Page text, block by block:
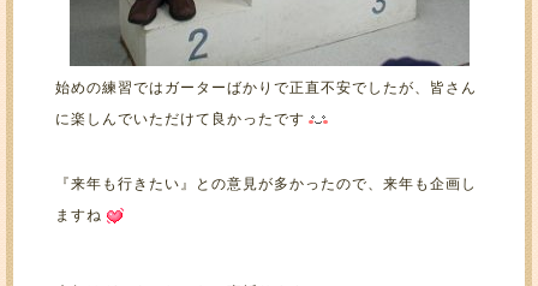
始めの練習ではガーターばかりで正直不安でしたが、皆さん
に楽しんでいただけて良かったです
『来年も行きたい』との意見が多かったので、来年も企画し
ますね